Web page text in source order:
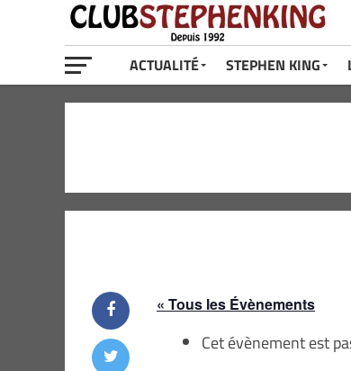
ACTUALITÉ STEPHEN KING
« Tous les Évènements
Cet évènement est